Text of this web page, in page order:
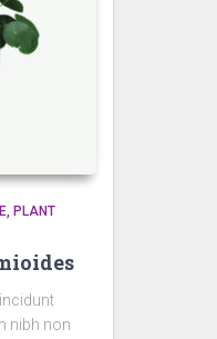
PLANT
nibh non